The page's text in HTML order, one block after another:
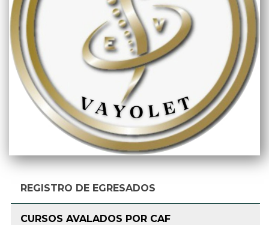
REGISTRO DE EGRESADOS
CURSOS AVALADOS POR CAF